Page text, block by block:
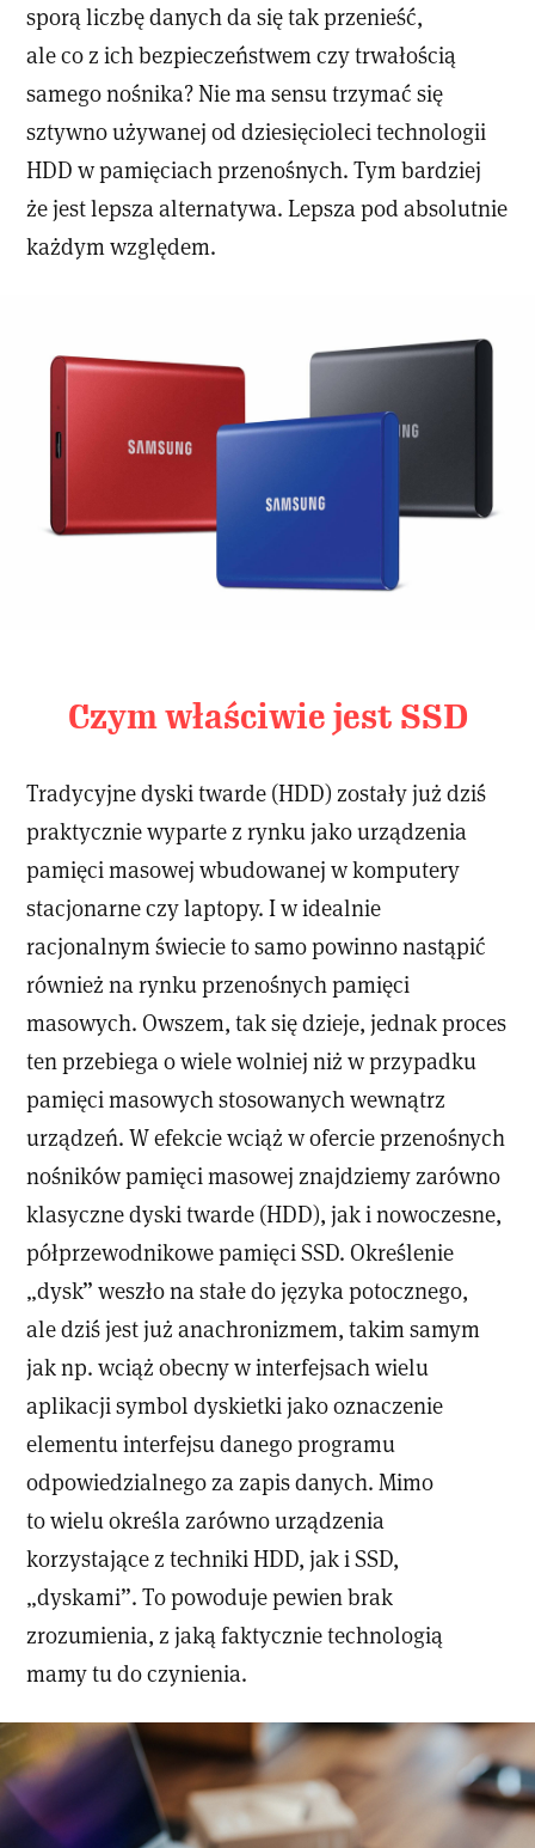
sporą liczbę danych da się tak przenieść,
ale co z ich bezpieczeństwem czy trwałością
samego nośnika? Nie ma sensu trzymać się
sztywno używanej od dziesięcioleci technologii
HDD w pamięciach przenośnych. Tym bardziej
że jest lepsza alternatywa. Lepsza pod absolutnie
każdym względem.
Czym właściwie jest SSD
Tradycyjne dyski twarde (HDD) zostały już dziś
praktycznie wyparte z rynku jako urządzenia
pamięci masowej wbudowanej w komputery
stacjonarne czy laptopy. I w idealnie
racjonalnym świecie to samo powinno nastąpić
również na rynku przenośnych pamięci
masowych. Owszem, tak się dzieje, jednak proces
ten przebiega o wiele wolniej niż w przypadku
pamięci masowych stosowanych wewnątrz
urządzeń. W efekcie wciąż w ofercie przenośnych
nośników pamięci masowej znajdziemy zarówno
klasyczne dyski twarde (HDD), jak i nowoczesne,
półprzewodnikowe pamięci SSD. Określenie
„dysk” weszło na stałe do języka potocznego,
ale dziś jest już anachronizmem, takim samym
jak np. wciąż obecny w interfejsach wielu
aplikacji symbol dyskietki jako oznaczenie
elementu interfejsu danego programu
odpowiedzialnego za zapis danych. Mimo
to wielu określa zarówno urządzenia
korzystające z techniki HDD, jak i SSD,
„dyskami”. To powoduje pewien brak
zrozumienia, z jaką faktycznie technologią
mamy tu do czynienia.